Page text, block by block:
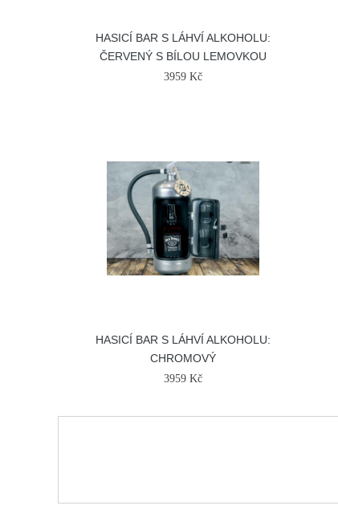
HASICÍ BAR S LÁHVÍ ALKOHOLU:
ČERVENÝ S BÍLOU LEMOVKOU
3959 Kč
HASICÍ BAR S LÁHVÍ ALKOHOLU:
CHROMOVÝ
3959 Kč